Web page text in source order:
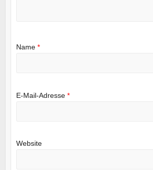
Name *
E-Mail-Adresse *
Website